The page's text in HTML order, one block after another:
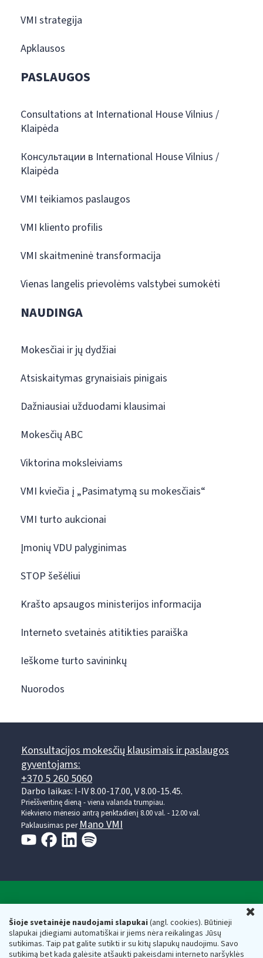
Šioje svetainėje naudojami slapukai(angl. cookies). Būtinieji
slapukai įdiegiami automatiškai ir jiems nėra reikalingas Jūsų
sutikimas. Taip pat galite sutikti ir su kitų slapukų naudojimu. Savo
sutikimą bet kada galėsite atšaukti pakeisdami interneto naršyklės
VMI strategija
Apklausos
PASLAUGOS
Consultations at International House Vilnius /
Klaipėda
Консультации в International House Vilnius /
Klaipėda
VMI teikiamos paslaugos
VMI kliento profilis
VMI skaitmeninė transformacija
Vienas langelis prievolėms valstybei sumokėti
NAUDINGA
Mokesčiai ir jų dydžiai
Atsiskaitymas grynaisiais pinigais
Dažniausiai užduodami klausimai
Mokesčių ABC
Viktorina moksleiviams
VMI kviečia į „Pasimatymą su mokesčiais“
VMI turto aukcionai
Įmonių VDU palyginimas
STOP šešėliui
Krašto apsaugos ministerijos informacija
Interneto svetainės atitikties paraiška
Ieškome turto savininkų
Nuorodos
Konsultacijos mokesčių klausimais ir paslaugos
gyventojams:
+370 5 260 5060
Darbo laikas: I-IV 8.00-17.00, V 8.00-15.45.
Prieššventinę dieną - viena valanda trumpiau.
Kiekvieno mėnesio antrą penktadienį 8.00 val. - 12.00 val.
Paklausimas per Mano VMI
Respublikos finansų ministerijos
Biudžetinė įstaiga. Juridinio asmens kodas — 188659752,
adresas: Vasario 16-osios g. 14, 01107 Vilnius, Lietuva, el.paštas: